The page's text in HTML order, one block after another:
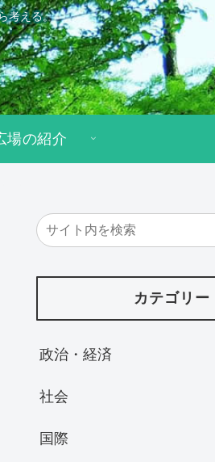
考える。
場の紹介
カテゴリー
政治・経済
社会
国際